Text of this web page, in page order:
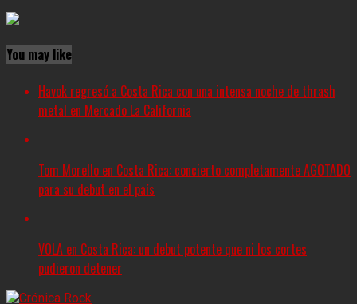
You may like
Havok regresó a Costa Rica con una intensa noche de thrash
metal en Mercado La California
Tom Morello en Costa Rica: concierto completamente AGOTADO
para su debut en el país
VOLA en Costa Rica: un debut potente que ni los cortes
pudieron detener